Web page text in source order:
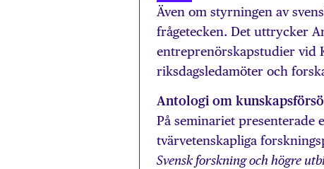
Även om styrningen av
fråge­tecken. Det uttrycker
entreprenörskapstudier vid
riksdagsledamöter och
Antologi om
På seminariet
tvärvetenskapliga
Svensk forskning och högre